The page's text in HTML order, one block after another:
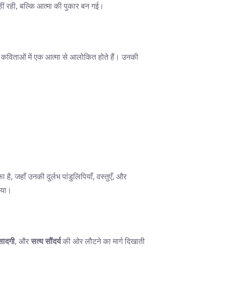
रही, बल्कि आत्मा की पुकार बन गई।
में एक आत्मा से आलोकित होते हैं। उनकी
है, जहाँ उनकी दुर्लभ पांडुलिपियाँ, वस्तुएँ, और
, औरसत्य सौंदर्यकी ओर लौटने का मार्ग दिखाती